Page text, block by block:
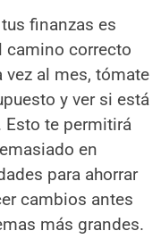
finanzas es
camino correcto
vez al mes, tómate
y ver si está
te permitirá
en
para ahorrar
cambios antes
más grandes.